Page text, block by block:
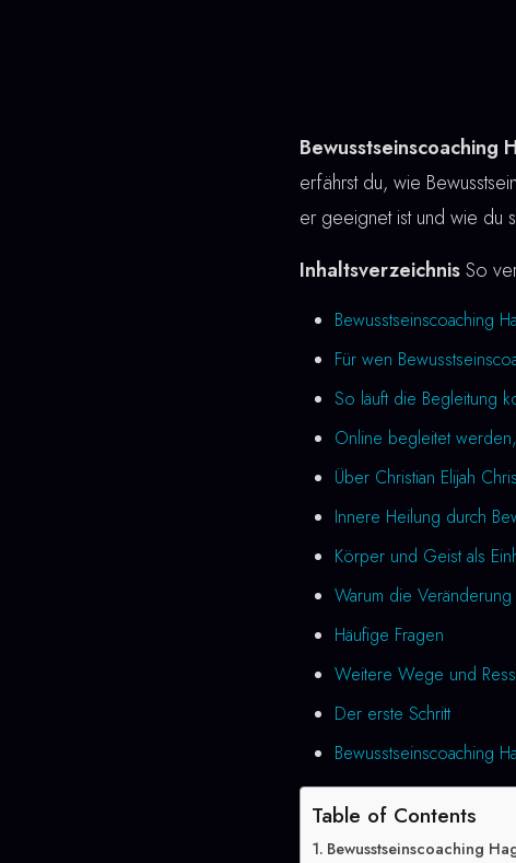
Bewusstseinscoaching
erfährst du, wie
er geeignet ist und wie du
InhaltsverzeichnisSo
Bewusstseinscoaching
Für wen
So läuft die Begleitung
Online begleitet
Über Christian Elijah
Innere Heilung durch
Körper und Geist als
Warum die Veränderung
Häufige Fragen
Weitere Wege und
Der erste Schritt
Bewusstseinscoaching
Table of Contents
Bewusstseinscoaching